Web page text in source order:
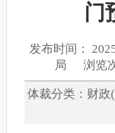
门
发布时间：
局 浏览
体裁分类：财